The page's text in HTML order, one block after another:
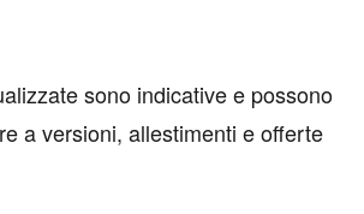
sono indicative e possono
a versioni, allestimenti e offerte